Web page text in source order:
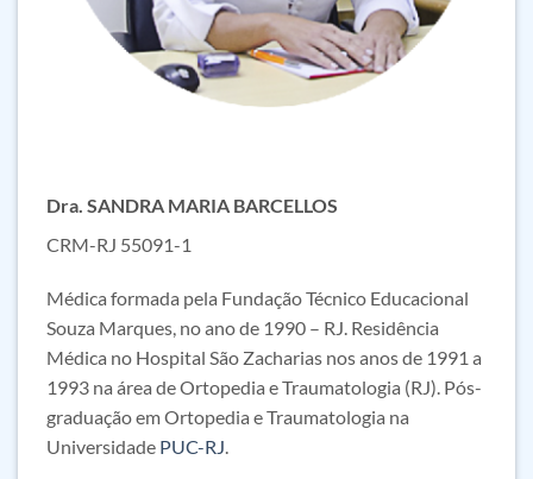
Dra. SANDRA MARIA BARCELLOS
CRM-RJ 55091-1
Médica formada pela Fundação Técnico Educacional
Souza Marques, no ano de 1990 – RJ. Residência
Médica no Hospital São Zacharias nos anos de 1991 a
1993 na área de Ortopedia e Traumatologia (RJ). Pós-
graduação em Ortopedia e Traumatologia na
Universidade PUC-RJ.